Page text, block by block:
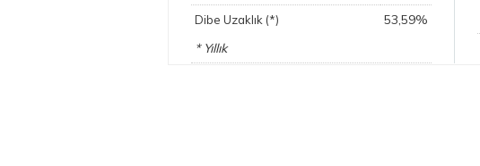
Dibe Uzaklık (*)
53,59%
* Yıllık